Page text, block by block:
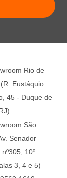
Rio de
Eustáquio
45 - Duque de
São
Senador
10º
3, 4 e 5)